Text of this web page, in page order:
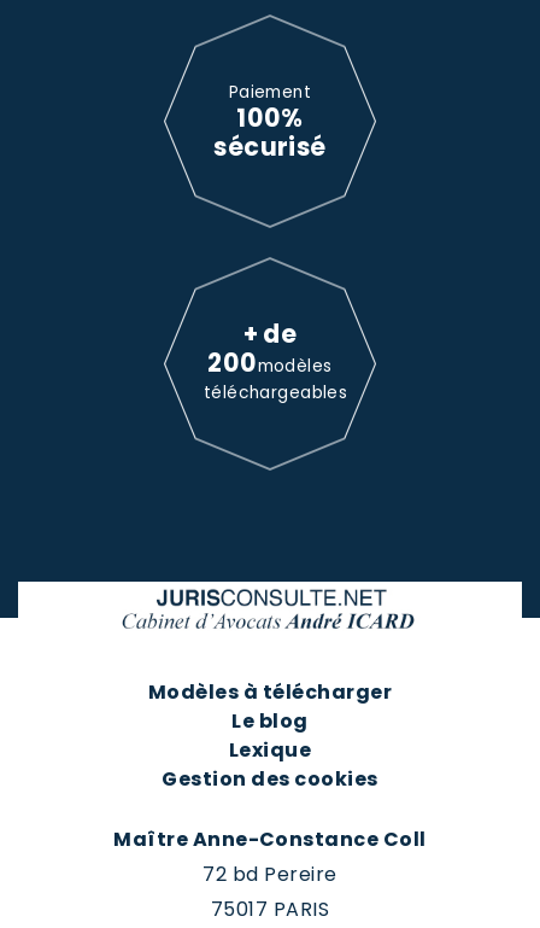
Paiement
100%
sécurisé
+ de
200modèles
téléchargeables
Modèles à télécharger
Le blog
Lexique
Gestion des cookies
Maître Anne-Constance Coll
72 bd Pereire
75017 PARIS